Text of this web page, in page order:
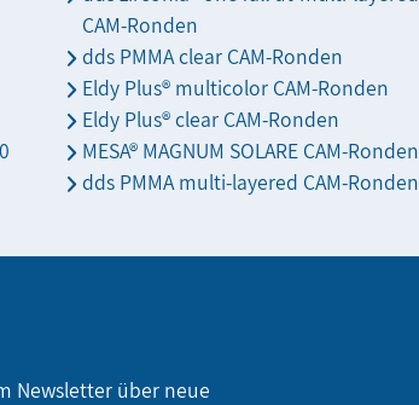
CAM-Ronden
dds PMMA clear CAM-Ronden
Eldy Plus® multicolor CAM-Ronden
Eldy Plus® clear CAM-Ronden
MESA® MAGNUM SOLARE CAM-Ronden
dds PMMA multi-layered CAM-Ronden
Newsletter über neue